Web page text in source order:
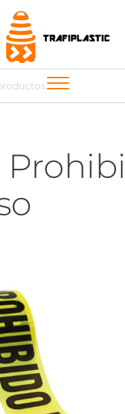
resultados